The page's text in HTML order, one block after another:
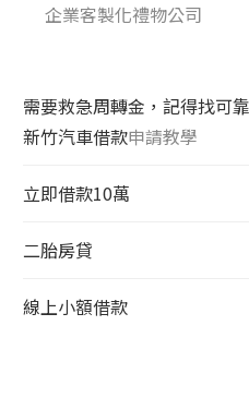
企業客製化禮物公司
需要救急周轉金，記得找可
新竹汽車借款申請教學
立即借款10萬
二胎房貸
線上小額借款